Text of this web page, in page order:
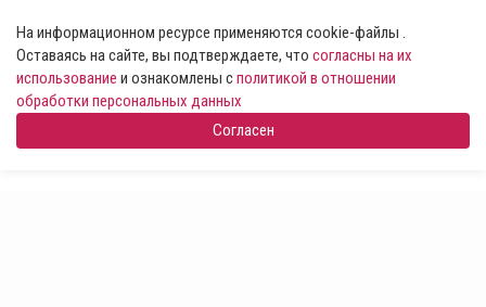
На информационном ресурсе применяются cookie-файлы .
Оставаясь на сайте, вы подтверждаете, что согласны на их
использование и ознакомлены сполитикой в отношении
обработки персональных данных
Согласен